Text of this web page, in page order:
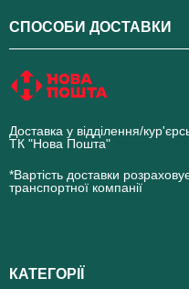
СПОСОБИ ДОСТАВКИ
Доставка у відділення/
ТК "Нова Пошта"
*Вартість доставки
транспортної компанії
КАТЕГОРІЇ